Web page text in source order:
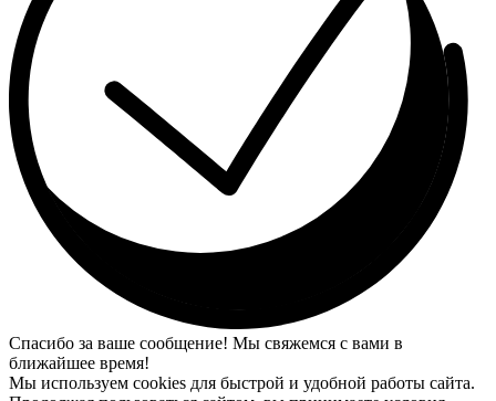
Спасибо за ваше сообщение! Мы свяжемся с вами в
ближайшее время!
Мы используем cookies для быстрой и удобной работы сайта.